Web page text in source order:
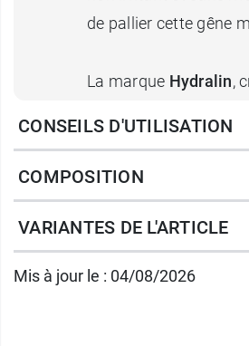
de pallier cette gêne
La marque Hydralin,
Comment
Peut s'utiliser
Caractéristiques
CONSEILS D'UTILISATION
COMPOSITION
VARIANTES DE L'ARTICLE
Mis à jour le : 04/08/2026